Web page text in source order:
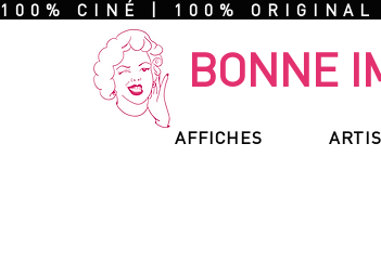
100% CINÉ | 100% ORIGINAL
BONNE
AFFICHES